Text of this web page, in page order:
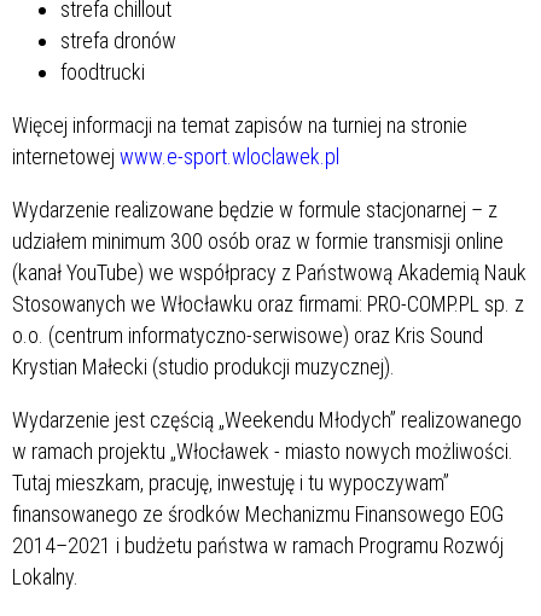
strefa chillout
strefa dronów
foodtrucki
Więcej informacji na temat zapisów na turniej na stronie
internetowej www.e-sport.wloclawek.pl
Wydarzenie realizowane będzie w formule stacjonarnej – z
udziałem minimum 300 osób oraz w formie transmisji online
(kanał YouTube) we współpracy z Państwową Akademią Nauk
Stosowanych we Włocławku oraz firmami: PRO-COMP.PL sp. z
o.o. (centrum informatyczno-serwisowe) oraz Kris Sound
Krystian Małecki (studio produkcji muzycznej).
Wydarzenie jest częścią „Weekendu Młodych” realizowanego
w ramach projektu „Włocławek - miasto nowych możliwości.
Tutaj mieszkam, pracuję, inwestuję i tu wypoczywam”
finansowanego ze środków Mechanizmu Finansowego EOG
2014–2021 i budżetu państwa w ramach Programu Rozwój
Lokalny.